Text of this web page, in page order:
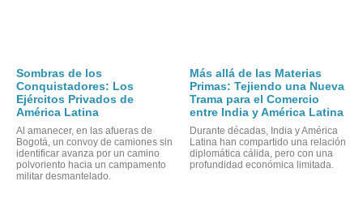
Sombras de los
Conquistadores: Los
Ejércitos Privados de
América Latina
Al amanecer, en las afueras de
Bogotá, un convoy de camiones sin
identificar avanza por un camino
polvoriento hacia un campamento
militar desmantelado.
Más allá de las Materias
Primas: Tejiendo una Nueva
Trama para el Comercio
entre India y América Latina
Durante décadas, India y América
Latina han compartido una relación
diplomática cálida, pero con una
profundidad económica limitada.